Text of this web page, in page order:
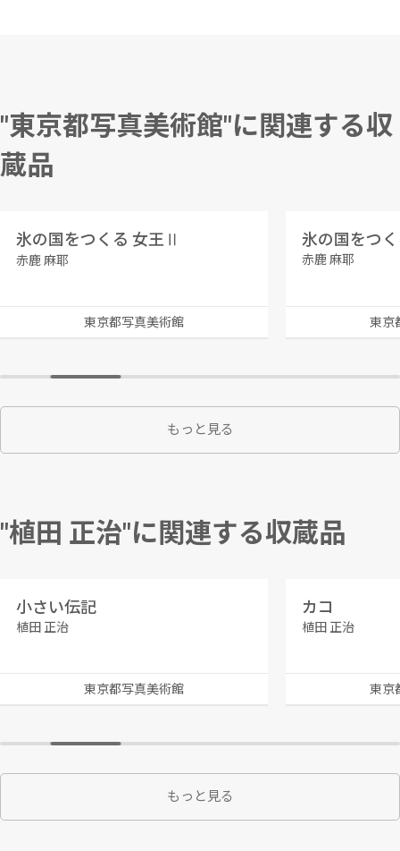
"東京都写真美術館"に関連する収
蔵品
氷の国をつくる 女王Ⅱ
赤鹿 麻耶
東京都写真美術館
氷の国をつ
赤鹿 麻耶
東京
もっと見る
"植田 正治"に関連する収蔵品
小さい伝記
植田 正治
東京都写真美術館
カコ
植田 正治
東京
もっと見る